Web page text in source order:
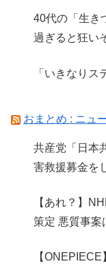
40代の「生き
過ぎると狂い
「いきなり
おまとめ : ニュ
共産党「日本
害救援募金を
【あれ？】
策定 悪質事案
【